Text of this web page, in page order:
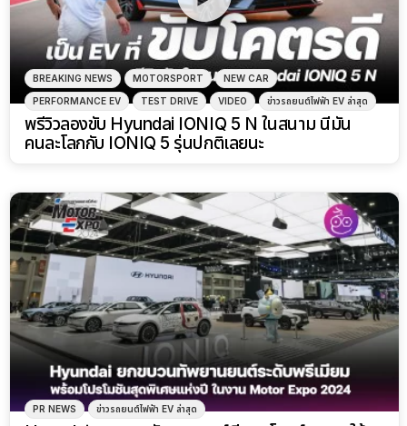
BREAKING NEWS MOTORSPORT NEW CAR
PERFORMANCE EV TEST DRIVE VIDEO ข่าวรถยนต์ไฟฟ้า EV ล่าสุด
พรีวิวลองขับ Hyundai IONIQ 5 N ในสนาม นี่มัน
คนละโลกกับ IONIQ 5 รุ่นปกติเลยนะ
PR NEWS ข่าวรถยนต์ไฟฟ้า EV ล่าสุด